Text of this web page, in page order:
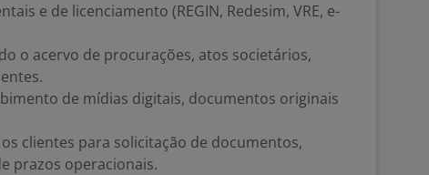
e de licenciamento (REGIN, Redesim, VRE, e-
o acervo de procurações, atos societários,
de mídias digitais, documentos originais
clientes para solicitação de documentos,
prazos operacionais.